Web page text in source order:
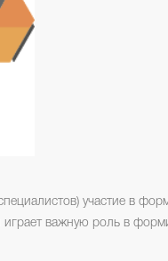
участие в
важную роль в